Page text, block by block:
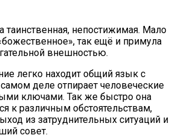
непостижимая. Мало
так ещё и примула
внешностью.
легко находит общий язык с
деле отпирает человеческие
ключами. Так же быстро она
к различным обстоятельствам,
из затруднительных ситуаций и
совет.